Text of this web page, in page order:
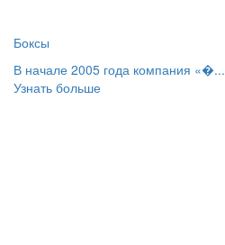
Боксы
В начале 2005 года компания «�...
Узнать больше